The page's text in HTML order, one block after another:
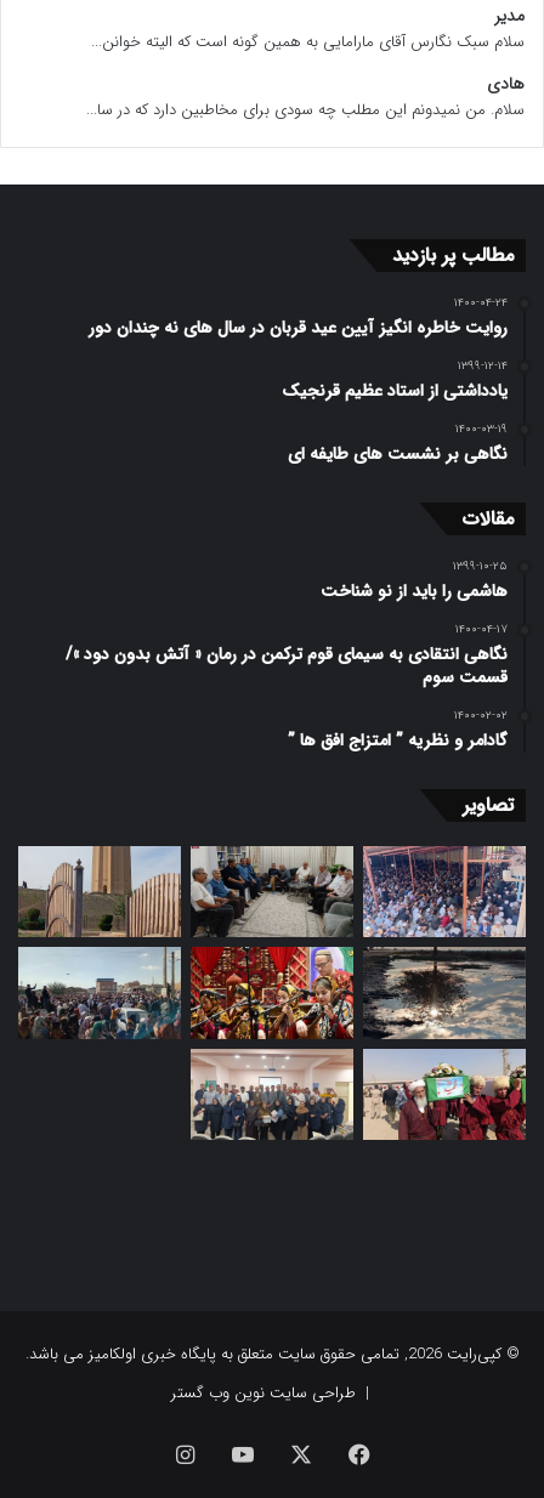
مدیر
سلام سبک نگارس آقای مارامایی به همین گونه است که الیته خوانن...
هادی
سلام. من نمیدونم این مطلب چه سودی برای مخاطبین دارد که در سا...
مطالب پر بازدید
۱۴۰۰-۰۴-۲۴
روایت خاطره انگیز آیین عید قربان در سال های نه چندان دور
۱۳۹۹-۱۲-۱۴
یادداشتی از استاد عظیم قرنجیک
۱۴۰۰-۰۳-۱۹
نگاهی بر نشست های طایفه ای
مقالات
۱۳۹۹-۱۰-۲۵
هاشمی را باید از نو شناخت
۱۴۰۰-۰۴-۱۷
نگاهی انتقادی به سیمای قوم ترکمن در رمان « آتش بدون دود »/
قسمت سوم
۱۴۰۰-۰۲-۰۲
گادامر و نظریه ” امتزاج افق ها ”
تصاویر
© کپی‌رایت 2026, تمامی حقوق سایت متعلق به پایگاه خبری اولکامیز می باشد.
| طراحی سایت نوین وب گستر
فیس
یوتیوب